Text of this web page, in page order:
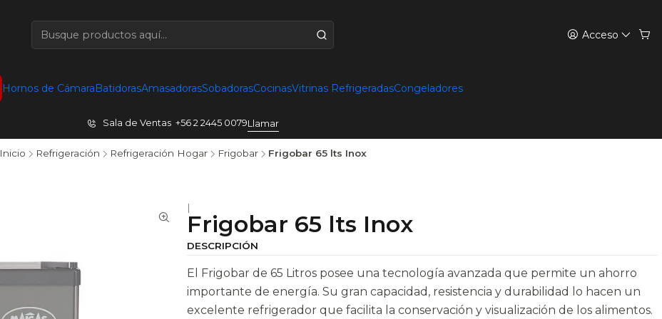
Acceso
Hornos de CámaraBatidorasAmasadorasSobadorasCocinasVitrinas RefrigeradasCongeladores
Sala de Ventas +56 2 2445 0079Llamar
Inicio Refrigeración Refrigeración Hogar Frigobar Frigobar 65 lts Inox
|
Frigobar 65 lts Inox
DESCRIPCIÓN
El Frigobar de 65 Litros posee una tecnología avanzada que permite un ahorro
importante de energía. Su gran capacidad, resistencia y durabilidad lo hacen un
excelente refrigerador que facilita la conservación y visualización de los alimentos.